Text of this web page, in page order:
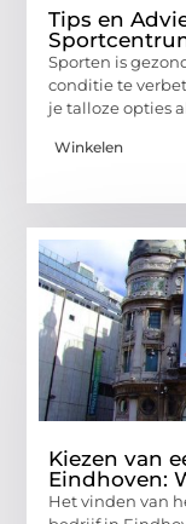
Tips en
Sporten is
conditie te
je talloze opties
Winkelen
Kiezen van
Eindhoven:
Het vinden van